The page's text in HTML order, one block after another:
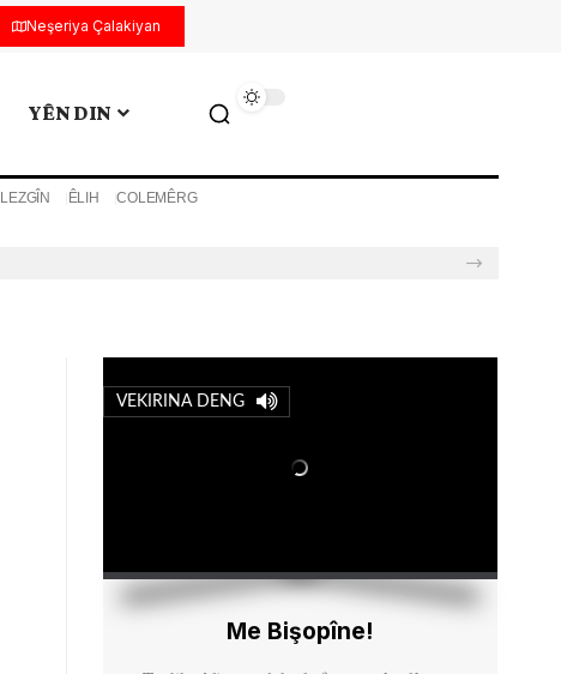
Neşeriya Çalakiyan
YÊN DIN
LEZGÎN ÊLIH COLEMÊRG
VEKIRINA DENG
Me Bişopîne!